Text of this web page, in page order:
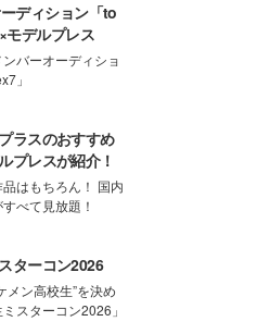
ディション「to
デルプレス
バーオーディショ
」
ラスのおすすめ
プレスが紹介！
はもちろん！ 国内
べて見放題！
ターコン2026
メン高校生”を決め
スターコン2026」